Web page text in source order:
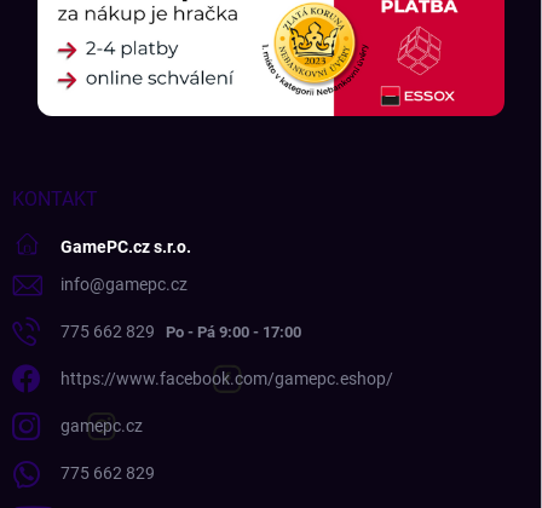
KONTAKT
GamePC.cz s.r.o.
info@gamepc.cz
775 662 829
https://www.facebook.com/gamepc.eshop/
gamepc.cz
775 662 829